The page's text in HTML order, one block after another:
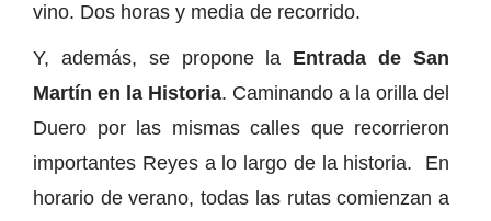
vino. Dos horas y media de recorrido.
Y, además, se propone la Entrada de San
Martín en la Historia. Caminando a la orilla del
Duero por las mismas calles que recorrieron
importantes Reyes a lo largo de la historia. En
horario de verano, todas las rutas comienzan a